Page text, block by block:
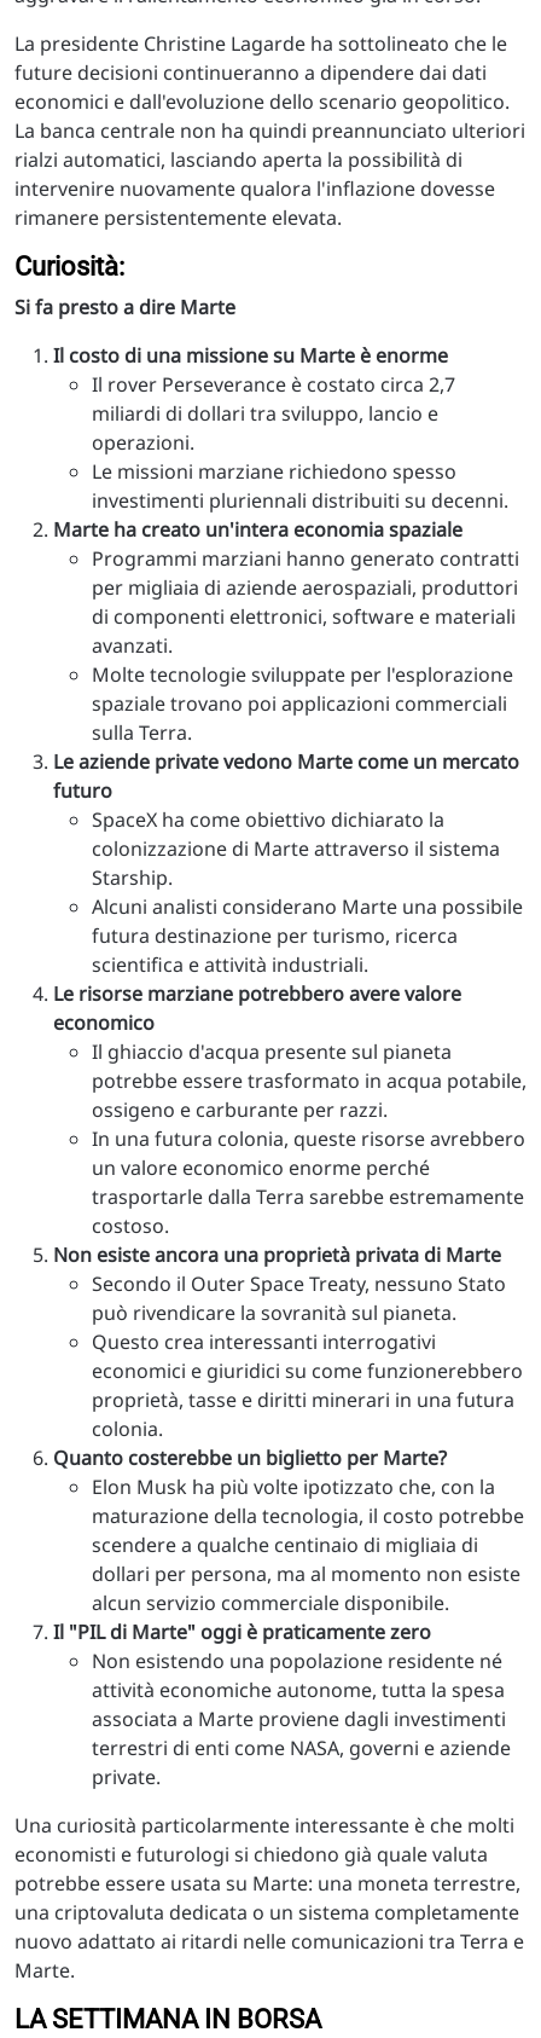
La presidente Christine Lagarde ha sottolineato che le
future decisioni continueranno a dipendere dai dati
economici e dall'evoluzione dello scenario geopolitico.
La banca centrale non ha quindi preannunciato ulteriori
rialzi automatici, lasciando aperta la possibilità di
intervenire nuovamente qualora l'inflazione dovesse
rimanere persistentemente elevata.
Curiosità:
Si fa presto a dire Marte
Il costo di una missione su Marte è enorme
Il rover Perseverance è costato circa 2,7
miliardi di dollari tra sviluppo, lancio e
operazioni.
Le missioni marziane richiedono spesso
investimenti pluriennali distribuiti su decenni.
Marte ha creato un'intera economia spaziale
Programmi marziani hanno generato contratti
per migliaia di aziende aerospaziali, produttori
di componenti elettronici, software e materiali
avanzati.
Molte tecnologie sviluppate per l'esplorazione
spaziale trovano poi applicazioni commerciali
sulla Terra.
Le aziende private vedono Marte come un mercato
futuro
SpaceX ha come obiettivo dichiarato la
colonizzazione di Marte attraverso il sistema
Starship.
Alcuni analisti considerano Marte una possibile
futura destinazione per turismo, ricerca
scientifica e attività industriali.
Le risorse marziane potrebbero avere valore
economico
Il ghiaccio d'acqua presente sul pianeta
potrebbe essere trasformato in acqua potabile,
ossigeno e carburante per razzi.
In una futura colonia, queste risorse avrebbero
un valore economico enorme perché
trasportarle dalla Terra sarebbe estremamente
costoso.
Non esiste ancora una proprietà privata di Marte
Secondo il Outer Space Treaty, nessuno Stato
può rivendicare la sovranità sul pianeta.
Questo crea interessanti interrogativi
economici e giuridici su come funzionerebbero
proprietà, tasse e diritti minerari in una futura
colonia.
Quanto costerebbe un biglietto per Marte?
Elon Musk ha più volte ipotizzato che, con la
maturazione della tecnologia, il costo potrebbe
scendere a qualche centinaio di migliaia di
dollari per persona, ma al momento non esiste
alcun servizio commerciale disponibile.
Il "PIL di Marte" oggi è praticamente zero
Non esistendo una popolazione residente né
attività economiche autonome, tutta la spesa
associata a Marte proviene dagli investimenti
terrestri di enti come NASA, governi e aziende
private.
Una curiosità particolarmente interessante è che molti
economisti e futurologi si chiedono già quale valuta
potrebbe essere usata su Marte: una moneta terrestre,
una criptovaluta dedicata o un sistema completamente
nuovo adattato ai ritardi nelle comunicazioni tra Terra e
Marte.
LA SETTIMANA IN BORSA